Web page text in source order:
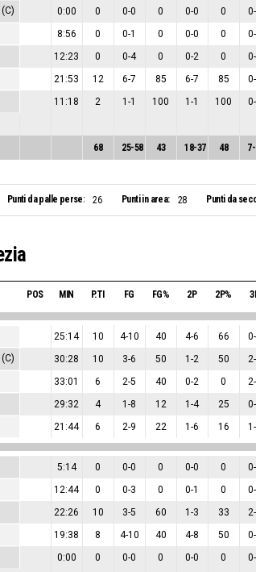
(C) 0:00 0 0-0 0 0-0 0 0-
8:56 0 0-1 0 0-0 0 0-
12:23 0 0-4 0 0-2 0 0-
21:53 12 6-7 85 6-7 85 0-
11:18 2 1-1 100 1-1 100 0-
68 25-58 43 18-37 48 7-
Punti da palle perse: 26 Punti in area: 28
POS MIN P.TI FG FG% 2P 2P%
25:14 10 4-10 40 4-6 66 0-
(C) 30:28 10 3-6 50 1-2 50 2-
33:01 6 2-5 40 0-2 0 2-
29:32 4 1-8 12 1-4 25 0-
21:44 6 2-9 22 1-6 16 1-
5:14 0 0-0 0 0-0 0 0-
12:44 0 0-3 0 0-1 0 0-
22:26 10 3-5 60 1-3 33 2-
19:38 8 4-10 40 4-8 50 0-
0:00 0 0-0 0 0-0 0 0-